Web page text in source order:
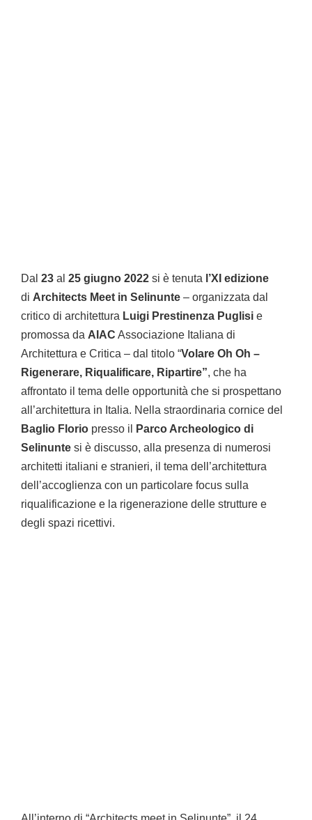
Dal 23 al 25 giugno 2022 si è tenuta l’XI edizione
di Architects Meet in Selinunte – organizzata dal
critico di architettura Luigi Prestinenza Puglisi e
promossa da AIAC Associazione Italiana di
Architettura e Critica – dal titolo “Volare Oh Oh –
Rigenerare, Riqualificare, Ripartire”, che ha
affrontato il tema delle opportunità che si prospettano
all’architettura in Italia. Nella straordinaria cornice del
Baglio Florio presso il
Parco Archeologico di
Selinunte si è discusso, alla presenza di numerosi
architetti italiani e stranieri, il tema dell’architettura
dell’accoglienza con un particolare focus sulla
riqualificazione e la rigenerazione delle strutture e
degli spazi ricettivi.